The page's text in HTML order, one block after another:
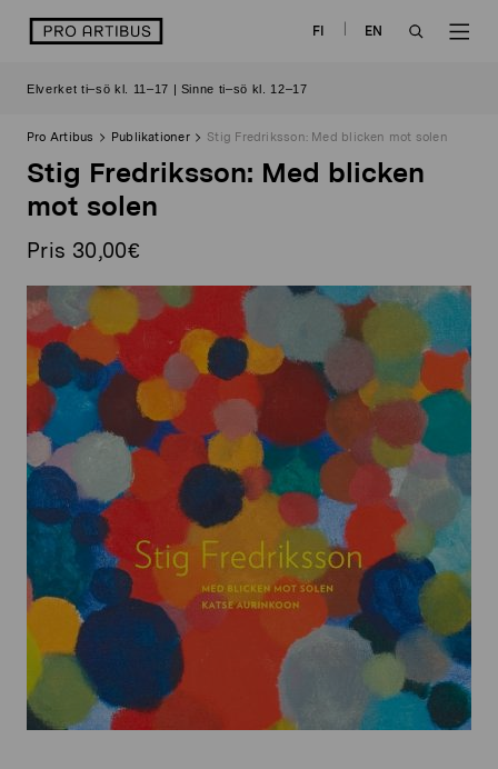
logo FI
EN
Elverket ti–sö kl. 11–17 | Sinne ti–sö kl. 12–17
Pro Artibus Publikationer Stig Fredriksson: Med blicken mot solen
Stig Fredriksson: Med blicken
mot solen
Pris 30,00€